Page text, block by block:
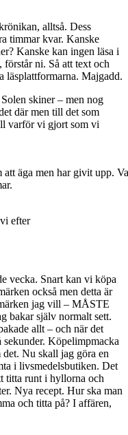
alltså. Dess
timmar kvar. Kanske
Kanske kan ingen läsa i
förstår ni. Så att text och
läsplattformarna. Majgadd.
skiner – men nog
där men till det som
varför vi gjort som vi
äga men har givit upp.
efter
vecka. Snart kan vi köpa
också men detta är
jag vill – MÅSTE
bakar själv normalt sett.
allt – och när det
Köpelimpmacka
Nu skall jag göra en
i livsmedelsbutiken. Det
titta runt i hyllorna och
Nya recept. Hur ska man
och titta på? I affären,